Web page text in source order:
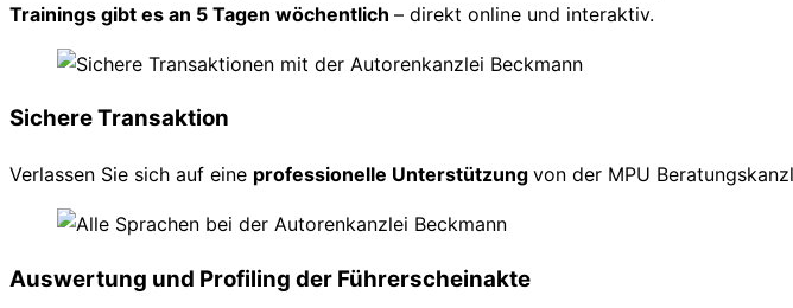
Trainings gibt es an 5 Tagen wöchentlich – direkt online und interaktiv.
Sichere Transaktion
Verlassen Sie sich auf eine professionelle Unterstützung von der MPU
Auswertung und Profiling der Führerscheinakte